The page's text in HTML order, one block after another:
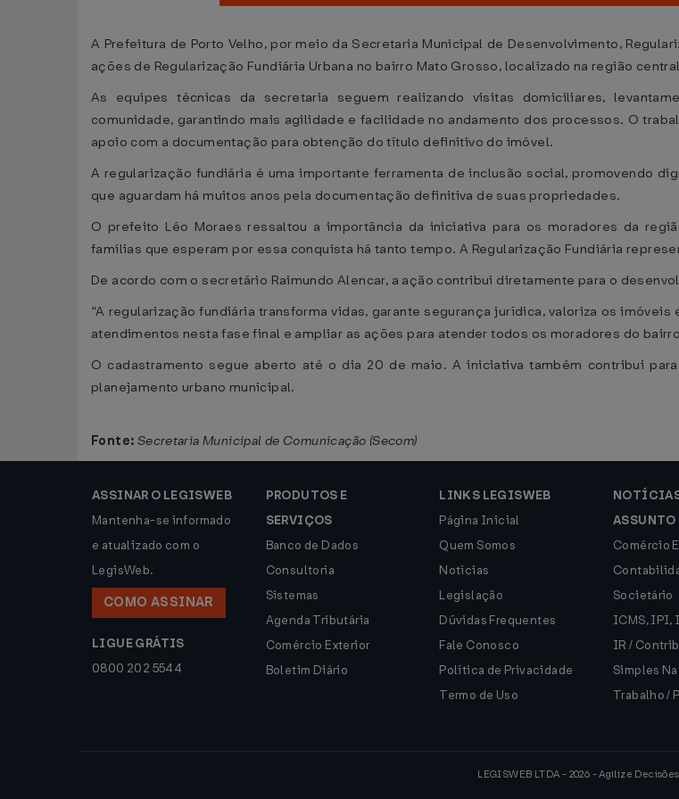
A Prefeitura de Porto Velho, por meio da Secretaria Municipal de Desenvolvimento,
ações de Regularização Fundiária Urbana no bairro Mato Grosso, localizado na região
As equipes técnicas da secretaria seguem realizando visitas domiciliares,
comunidade, garantindo mais agilidade e facilidade no andamento dos processos. O
apoio com a documentação para obtenção do título definitivo do imóvel.
A regularização fundiária é uma importante ferramenta de inclusão social, promovendo
que aguardam há muitos anos pela documentação definitiva de suas propriedades.
O prefeito Léo Moraes ressaltou a importância da iniciativa para os moradores da
famílias que esperam por essa conquista há tanto tempo. A Regularização Fundiária
De acordo com o secretário Raimundo Alencar, a ação contribui diretamente para o
“A regularização fundiária transforma vidas, garante segurança jurídica, valoriza os
atendimentos nesta fase final e ampliar as ações para atender todos os moradores do
O cadastramento segue aberto até o dia 20 de maio. A iniciativa também contribui
planejamento urbano municipal.
Fonte: Secretaria Municipal de Comunicação (Secom)
ASSINAR O LEGISWEB
Mantenha-se informado
e atualizado com o
LegisWeb.
COMO ASSINAR
LIGUE GRÁTIS
0800 202 5544
PRODUTOS E
SERVIÇOS
Banco de Dados
Consultoria
Sistemas
Agenda Tributária
Comércio Exterior
Boletim Diário
LINKS LEGISWEB
Página Inicial
Quem Somos
Notícias
Legislação
Dúvidas Frequentes
Fale Conosco
Política de Privacidade
Termo de Uso
ASSUNTO
Comércio
Societário
ICMS, IPI,
IR /
Simples
Trabalho /
LEGISWEB LTDA - 2026 - Agilize